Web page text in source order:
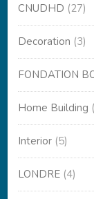
CNUDHD (27)
Decoration (3)
FONDATION
Home Building
Interior (5)
LONDRE (4)